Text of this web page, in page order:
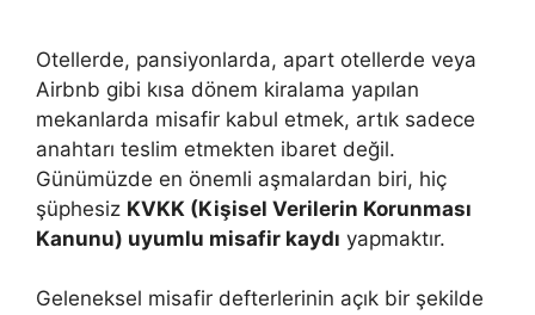
Otellerde, pansiyonlarda, apart otellerde veya
Airbnb gibi kısa dönem kiralama yapılan
mekanlarda misafir kabul etmek, artık sadece
anahtarı teslim etmekten ibaret değil.
Günümüzde en önemli aşmalardan biri, hiç
şüphesiz KVKK (Kişisel Verilerin Korunması
Kanunu) uyumlu misafir kaydı yapmaktır.
Geleneksel misafir defterlerinin açık bir şekilde